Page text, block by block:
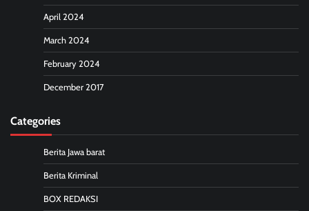
April 2024
March 2024
February 2024
December 2017
Categories
Berita Jawa barat
Berita Kriminal
BOX REDAKSI